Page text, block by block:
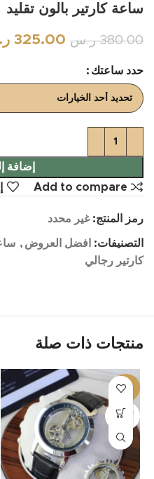
ساعة كارتير بالون تقليد
380.00 ر.س 325.00
حدد ساعتك
إضافة
Add to compare
رمز المنتج:غير محدد
التصنيفات: افضل العروض ,
كارتير رجالي
منتجات ذات صلة
-8%
بيعت كل
ها